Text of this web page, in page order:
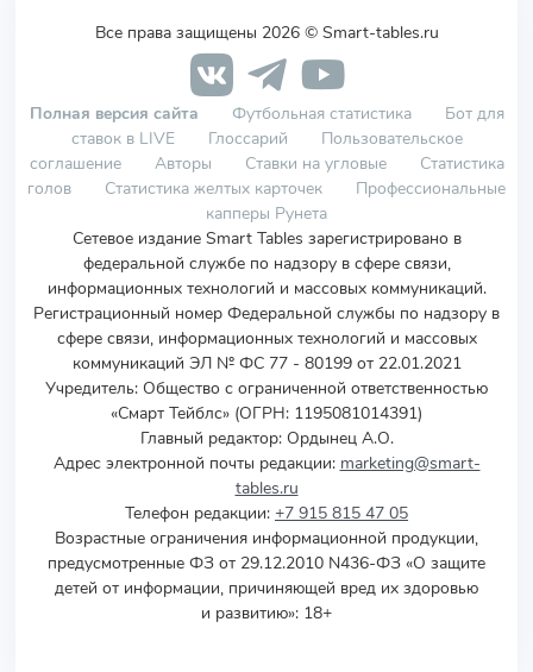
Все права защищены 2026 © Smart-tables.ru
Полная версия сайта Футбольная статистика
Бот для
ставок в LIVE
Глоссарий
Пользовательское
соглашение
Авторы Ставки на угловые
Статистика
голов
Статистика желтых карточек
Профессиональные
капперы Рунета
Сетевое издание Smart Tables зарегистрировано в
федеральной службе по надзору в сфере связи,
информационных технологий и массовых коммуникаций.
Регистрационный номер Федеральной службы по надзору в
сфере связи, информационных технологий и массовых
коммуникаций ЭЛ № ФС 77 - 80199 от 22.01.2021
Учредитель: Общество с ограниченной ответственностью
«Смарт Тейблс» (ОГРН: 1195081014391)
Главный редактор: Ордынец А.О.
Адрес электронной почты редакции: marketing@smart-
tables.ru
Телефон редакции: +7 915 815 47 05
Возрастные ограничения информационной продукции,
предусмотренные ФЗ от 29.12.2010 N436-ФЗ «О защите
детей от информации, причиняющей вред их здоровью
и развитию»: 18+